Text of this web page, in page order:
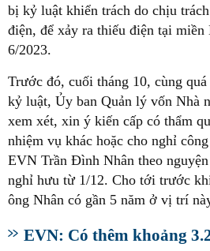
bị kỷ luật khiển trách do chịu
điện, để xảy ra thiếu điện tại miền
6/2023.
Trước đó, cuối tháng 10, cùng
kỷ luật, Ủy ban Quản lý vốn Nhà
xem xét, xin ý kiến cấp có thẩm
nhiệm vụ khác hoặc cho nghỉ
EVN Trần Đình Nhân theo
nghỉ hưu từ 1/12. Cho tới trước
ông Nhân có gần 5 năm ở vị trí
EVN: Có thêm khoảng